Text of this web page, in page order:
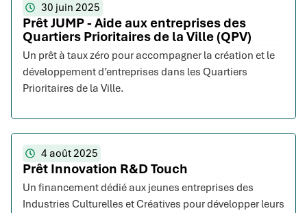
30 juin 2025
Prêt JUMP - Aide aux entreprises des
Quartiers Prioritaires de la Ville (QPV)
Un prêt à taux zéro pour accompagner la création et le
développement d’entreprises dans les Quartiers
Prioritaires de la Ville.
4 août 2025
Prêt Innovation R&D Touch
Un financement dédié aux jeunes entreprises des
Industries Culturelles et Créatives pour développer leurs